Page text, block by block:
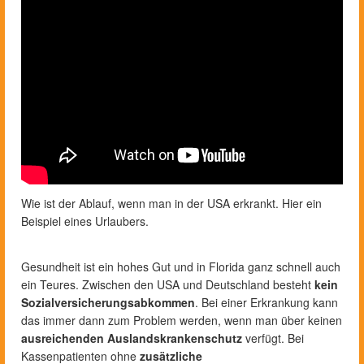
Wie ist der Ablauf, wenn man in der USA erkrankt. Hier ein
Beispiel eines Urlaubers.
Gesundheit ist ein hohes Gut und in Florida ganz schnell auch
ein Teures. Zwischen den USA und Deutschland besteht kein
Sozialversicherungsabkommen. Bei einer Erkrankung kann
das immer dann zum Problem werden, wenn man über keinen
ausreichenden Auslandskrankenschutz verfügt. Bei
Kassenpatienten ohne zusätzliche